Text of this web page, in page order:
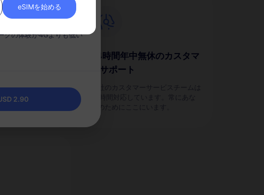
24時間年中無休のカスタマ
ーサポート
されます。
クの体験が4Gよりも低い
2.90
eSIMを始める